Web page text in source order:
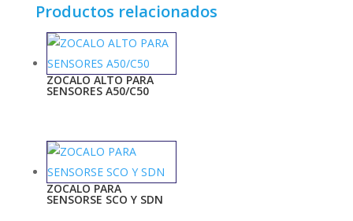
Productos relacionados
ZOCALO ALTO PARA
SENSORES A50/C50
ZOCALO PARA
SENSORSE SCO Y SDN